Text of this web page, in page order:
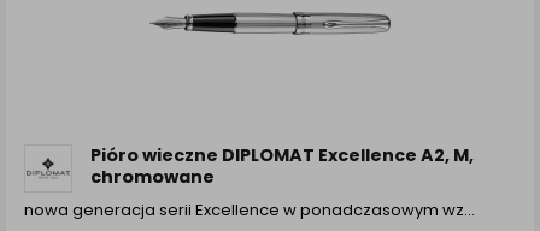
Pióro wieczne DIPLOMAT Excellence A2, M,
chromowane
nowa generacja serii Excellence w ponadczasowym wz...